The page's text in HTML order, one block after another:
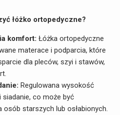
łóżko ortopedyczne?
komfort: Łóżka ortopedyczne
materace i podparcia, które
dla pleców, szyi i stawów,
Regulowana wysokość
siadanie, co może być
starszych lub osłabionych.